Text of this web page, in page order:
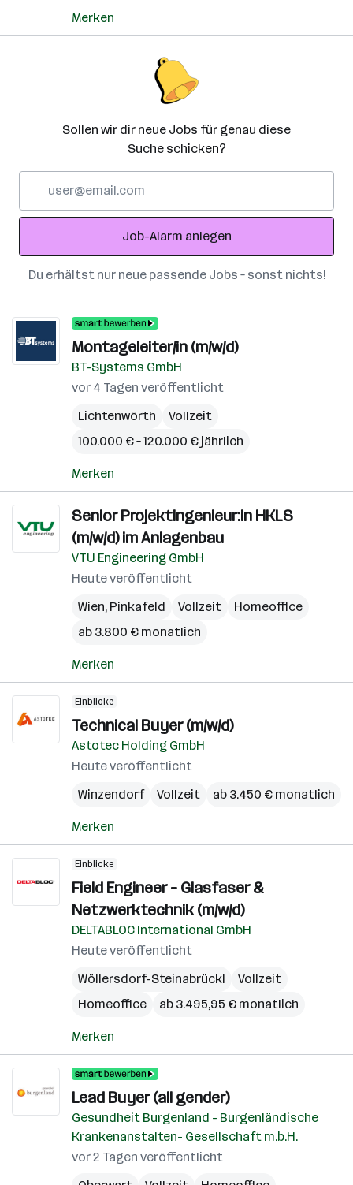
Merken
Sollen wir dir neue Jobs für genau diese
Suche schicken?
Adresse
Job-Alarm anlegen
Du erhältst nur neue passende Jobs – sonst nichts!
Montageleiter/in (m/w/d)
BT-Systems GmbH
vor 4 Tagen veröffentlicht
Lichtenwörth
Vollzeit
100.000 € – 120.000 € jährlich
Merken
Senior Projektingenieur:in HKLS
(m/w/d) im Anlagenbau
VTU Engineering GmbH
Heute veröffentlicht
Wien, Pinkafeld Vollzeit
Homeoffice
ab 3.800 € monatlich
Merken
Einblicke
Technical Buyer (m/w/d)
Astotec Holding GmbH
Heute veröffentlicht
Winzendorf
Vollzeit ab 3.450 € monatlich
Merken
Einblicke
Field Engineer – Glasfaser &
Netzwerktechnik (m/w/d)
DELTABLOC International GmbH
Heute veröffentlicht
Wöllersdorf-Steinabrückl
Vollzeit
Homeoffice
ab 3.495,95 € monatlich
Merken
Lead Buyer (all gender)
Gesundheit Burgenland - Burgenländische
Krankenanstalten- Gesellschaft m.b.H.
vor 2 Tagen veröffentlicht